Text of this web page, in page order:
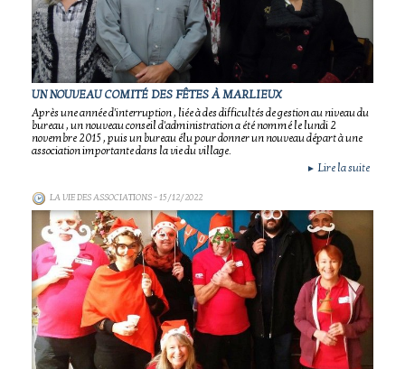
UN NOUVEAU COMITÉ DES FÊTES À MARLIEUX
Après une année d'interruption , liée à des difficultés de gestion au niveau du
bureau , un nouveau conseil d'administration a été nommé le lundi 2
novembre 2015 , puis un bureau élu pour donner un nouveau départ à une
association importante dans la vie du village.
► Lire la suite
LA VIE DES ASSOCIATIONS- 15/12/2022